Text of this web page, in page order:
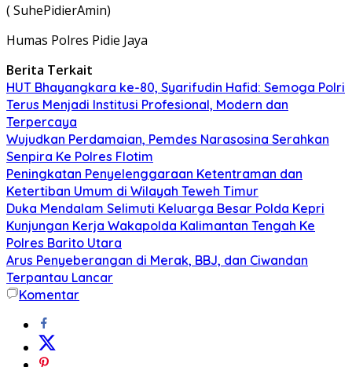
( SuhePidierAmin)
Humas Polres Pidie Jaya
Berita Terkait
HUT Bhayangkara ke-80, Syarifudin Hafid: Semoga Polri
Terus Menjadi Institusi Profesional, Modern dan
Terpercaya
Wujudkan Perdamaian, Pemdes Narasosina Serahkan
Senpira Ke Polres Flotim
Peningkatan Penyelenggaraan Ketentraman dan
Ketertiban Umum di Wilayah Teweh Timur
Duka Mendalam Selimuti Keluarga Besar Polda Kepri
Kunjungan Kerja Wakapolda Kalimantan Tengah Ke
Polres Barito Utara
Arus Penyeberangan di Merak, BBJ, dan Ciwandan
Terpantau Lancar
Komentar